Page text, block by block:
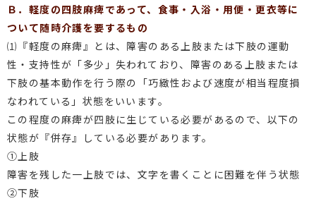
Ｂ．軽度の四肢麻痺であって、食事・入浴・用便・更衣等に
ついて随時介護を要するもの
⑴『軽度の麻痺』とは、障害のある上肢または下肢の運動
性・支持性が「多少」失われており、障害のある上肢または
下肢の基本動作を行う際の「巧緻性および速度が相当程度損
なわれている」状態をいいます。
この程度の麻痺が四肢に生じている必要があるので、以下の
状態が『併存』している必要があります。
①上肢
障害を残した一上肢では、文字を書くことに困難を伴う状態
②下肢